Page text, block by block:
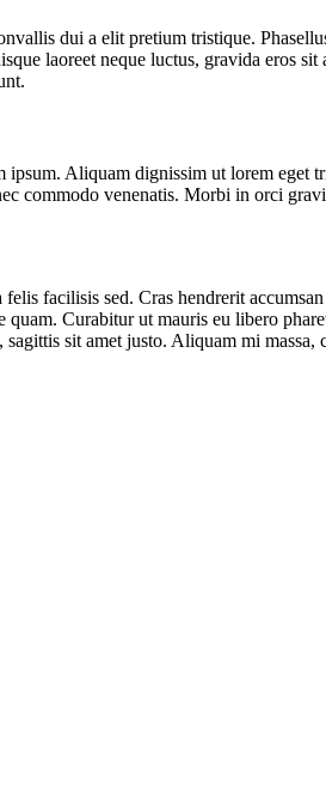
dui a elit pretium tristique.
laoreet neque luctus, gravida eros
Aliquam dignissim ut lorem
commodo venenatis. Morbi in orci
facilisis sed. Cras hendrerit
Curabitur ut mauris eu libero
sit amet justo. Aliquam mi